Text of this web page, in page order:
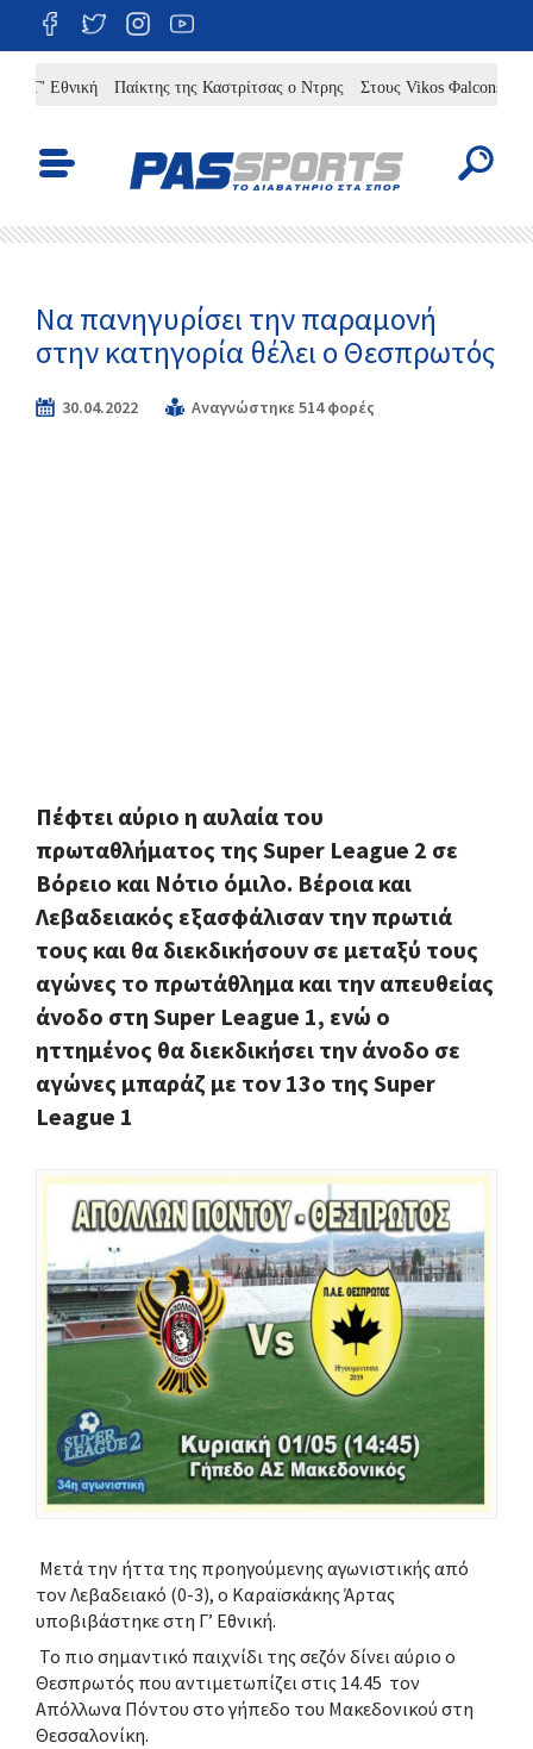
Εθνική Παίκτης της Καστρίτσας ο Ντρης Στους Vikos Φalcons ο
Να πανηγυρίσει την παραμονή
στην κατηγορία θέλει ο Θεσπρωτός
30.04.2022 Αναγνώστηκε 514 φορές
Πέφτει αύριο η αυλαία του
πρωταθλήματος της Super League 2 σε
Βόρειο και Νότιο όμιλο. Βέροια και
Λεβαδειακός εξασφάλισαν την πρωτιά
τους και θα διεκδικήσουν σε μεταξύ τους
αγώνες το πρωτάθλημα και την απευθείας
άνοδο στη Super League 1, ενώ ο
ηττημένος θα διεκδικήσει την άνοδο σε
αγώνες μπαράζ με τον 13ο της Super
League 1
Μετά την ήττα της προηγούμενης αγωνιστικής από
τον Λεβαδειακό (0-3), ο Καραϊσκάκης Άρτας
υποβιβάστηκε στη Γ’ Εθνική.
Το πιο σημαντικό παιχνίδι της σεζόν δίνει αύριο ο
Θεσπρωτός που αντιμετωπίζει στις 14.45 τον
Απόλλωνα Πόντου στο γήπεδο του Μακεδονικού στη
Θεσσαλονίκη.